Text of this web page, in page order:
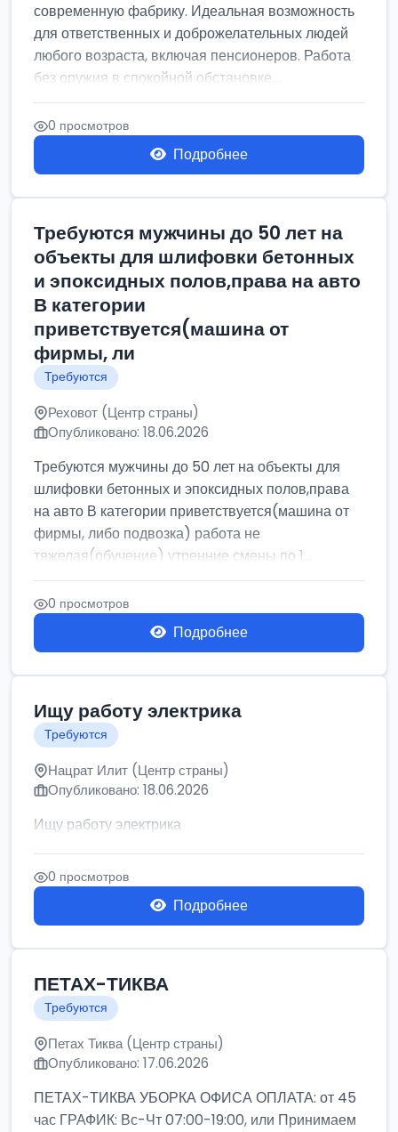
современную фабрику. Идеальная возможность
для ответственных и доброжелательных людей
любого возраста, включая пенсионеров. Работа
без оружия в спокойной обстановке....
0 просмотров
Подробнее
Требуются мужчины до 50 лет на
объекты для шлифовки бетонных
и эпоксидных полов,права на авто
В категории
приветствуется(машина от
фирмы, ли
Требуются
Реховот (Центр страны)
Опубликовано: 18.06.2026
Требуются мужчины до 50 лет на объекты для
шлифовки бетонных и эпоксидных полов,права
на авто В категории приветствуется(машина от
фирмы, либо подвозка) работа не
тяжелая(обучение) утренние смены по 1...
0 просмотров
Подробнее
Ищу работу электрика
Требуются
Нацрат Илит (Центр страны)
Опубликовано: 18.06.2026
Ищу работу электрика
0 просмотров
Подробнее
ПЕТАХ-ТИКВА
Требуются
Петах Тиква (Центр страны)
Опубликовано: 17.06.2026
ПЕТАХ-ТИКВА УБОРКА ОФИСА ОПЛАТА: от 45
час ГРАФИК: Вс-Чт 07:00-19:00, или Принимаем